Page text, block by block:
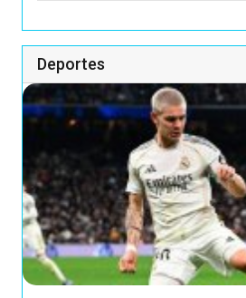
Deportes